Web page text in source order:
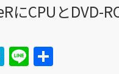
にCPUとDVD-
Hatena
Line